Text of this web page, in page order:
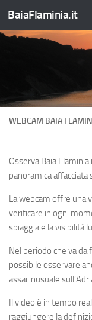
Salta al contenuto
BaiaFlaminia.it
WEBCAM BAIA
Osserva Baia
panoramica affacciata
La webcam offre una
verificare in ogni
spiaggia e la visibilità
Nel periodo che va da
possibile osservare
assai inusuale
Il video è in tempo
raggiungere la